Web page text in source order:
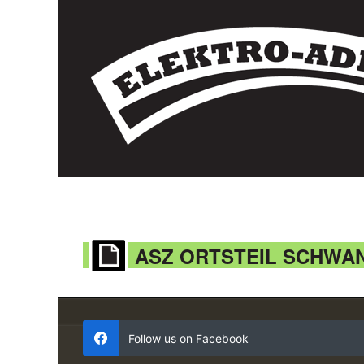
ASZ ORTSTEIL
Follow us on Facebook